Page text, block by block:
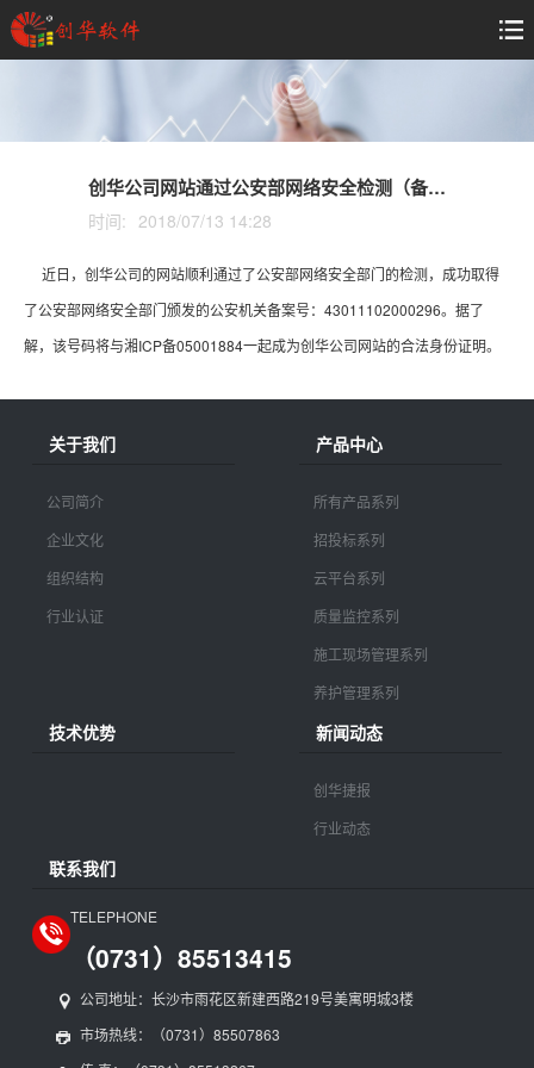
创华公司网站通过公安部网络安全检测（备案号：43011102000296）
时间: 2018/07/13 14:28
近日，创华公司的网站顺利通过了公安部网络安全部门的检测，成功取得
了公安部网络安全部门颁发的公安机关备案号：43011102000296。据了
解，该号码将与湘ICP备05001884一起成为创华公司网站的合法身份证明。
关于我们
公司简介
企业文化
组织结构
行业认证
产品中心
所有产品系列
招投标系列
云平台系列
质量监控系列
施工现场管理系列
养护管理系列
技术优势 新闻动态
创华捷报
行业动态
联系我们
TELEPHONE
（0731）85513415
公司地址：长沙市雨花区新建西路219号美寓明城3楼
市场热线：（0731）85507863